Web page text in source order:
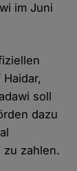
im Juni
soll
dazu
zu zahlen.